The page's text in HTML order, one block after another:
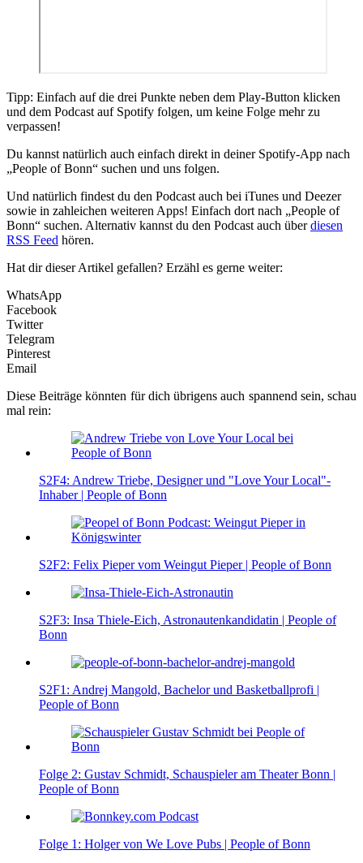
Tipp: Einfach auf die drei Punkte neben dem Play-Button klicken
und dem Podcast auf Spotify folgen, um keine Folge mehr zu
verpassen!
Du kannst natürlich auch einfach direkt in deiner Spotify-App nach
„People of Bonn“ suchen und uns folgen.
Und natürlich findest du den Podcast auch bei iTunes und Deezer
sowie in zahleichen weiteren Apps! Einfach dort nach „People of
Bonn“ suchen. Alternativ kannst du den Podcast auch überdiesen
RSS Feed hören.
Hat dir dieser Artikel gefallen? Erzähl es gerne weiter:
WhatsApp
Facebook
Twitter
Telegram
Pinterest
Email
Diese Beiträge könnten für dich übrigens auch spannend sein, schau
mal rein:
S2F4: Andrew Triebe, Designer und "Love Your Local"-
Inhaber | People of Bonn
S2F2: Felix Pieper vom Weingut Pieper | People of Bonn
S2F3: Insa Thiele-Eich, Astronautenkandidatin | People of
Bonn
S2F1: Andrej Mangold, Bachelor und Basketballprofi |
People of Bonn
Folge 2: Gustav Schmidt, Schauspieler am Theater Bonn |
People of Bonn
Folge 1: Holger von We Love Pubs | People of Bonn